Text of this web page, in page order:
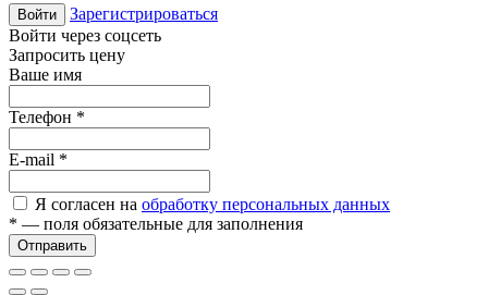
Войти
Зарегистрироваться
Войти через соцсеть
Запросить цену
Ваше имя
Телефон *
E-mail *
Я согласен на обработку персональных данных
* — поля обязательные для заполнения
Отправить